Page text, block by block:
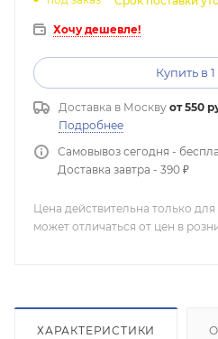
Хочу дешевле!
Купить в
Доставка в Москву от 550
Подробнее
Самовывоз сегодня -
Доставка завтра - 390 ₽
Цена действительна только
может отличаться от цен в
ХАРАКТЕРИСТИКИ